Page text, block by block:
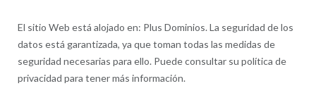
El sitio Web está alojado en: Plus Dominios. La seguridad de los
datos está garantizada, ya que toman todas las medidas de
seguridad necesarias para ello. Puede consultar su política de
privacidad para tener más información.